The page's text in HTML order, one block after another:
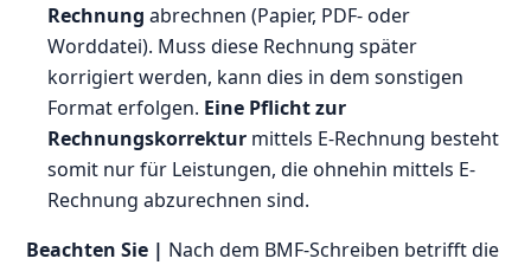
Rechnung abrechnen (Papier, PDF- oder
Worddatei). Muss diese Rechnung später
korrigiert werden, kann dies in dem sonstigen
Format erfolgen. Eine Pflicht zur
Rechnungskorrektur mittels E-Rechnung besteht
somit nur für Leistungen, die ohnehin mittels E-
Rechnung abzurechnen sind.
Beachten Sie | Nach dem BMF-Schreiben betrifft die